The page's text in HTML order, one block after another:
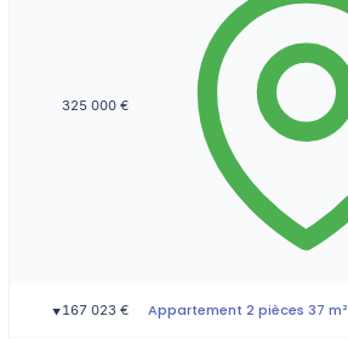
325 000 €
▼ 167 023 € Appartement 2 pièces 37 m²